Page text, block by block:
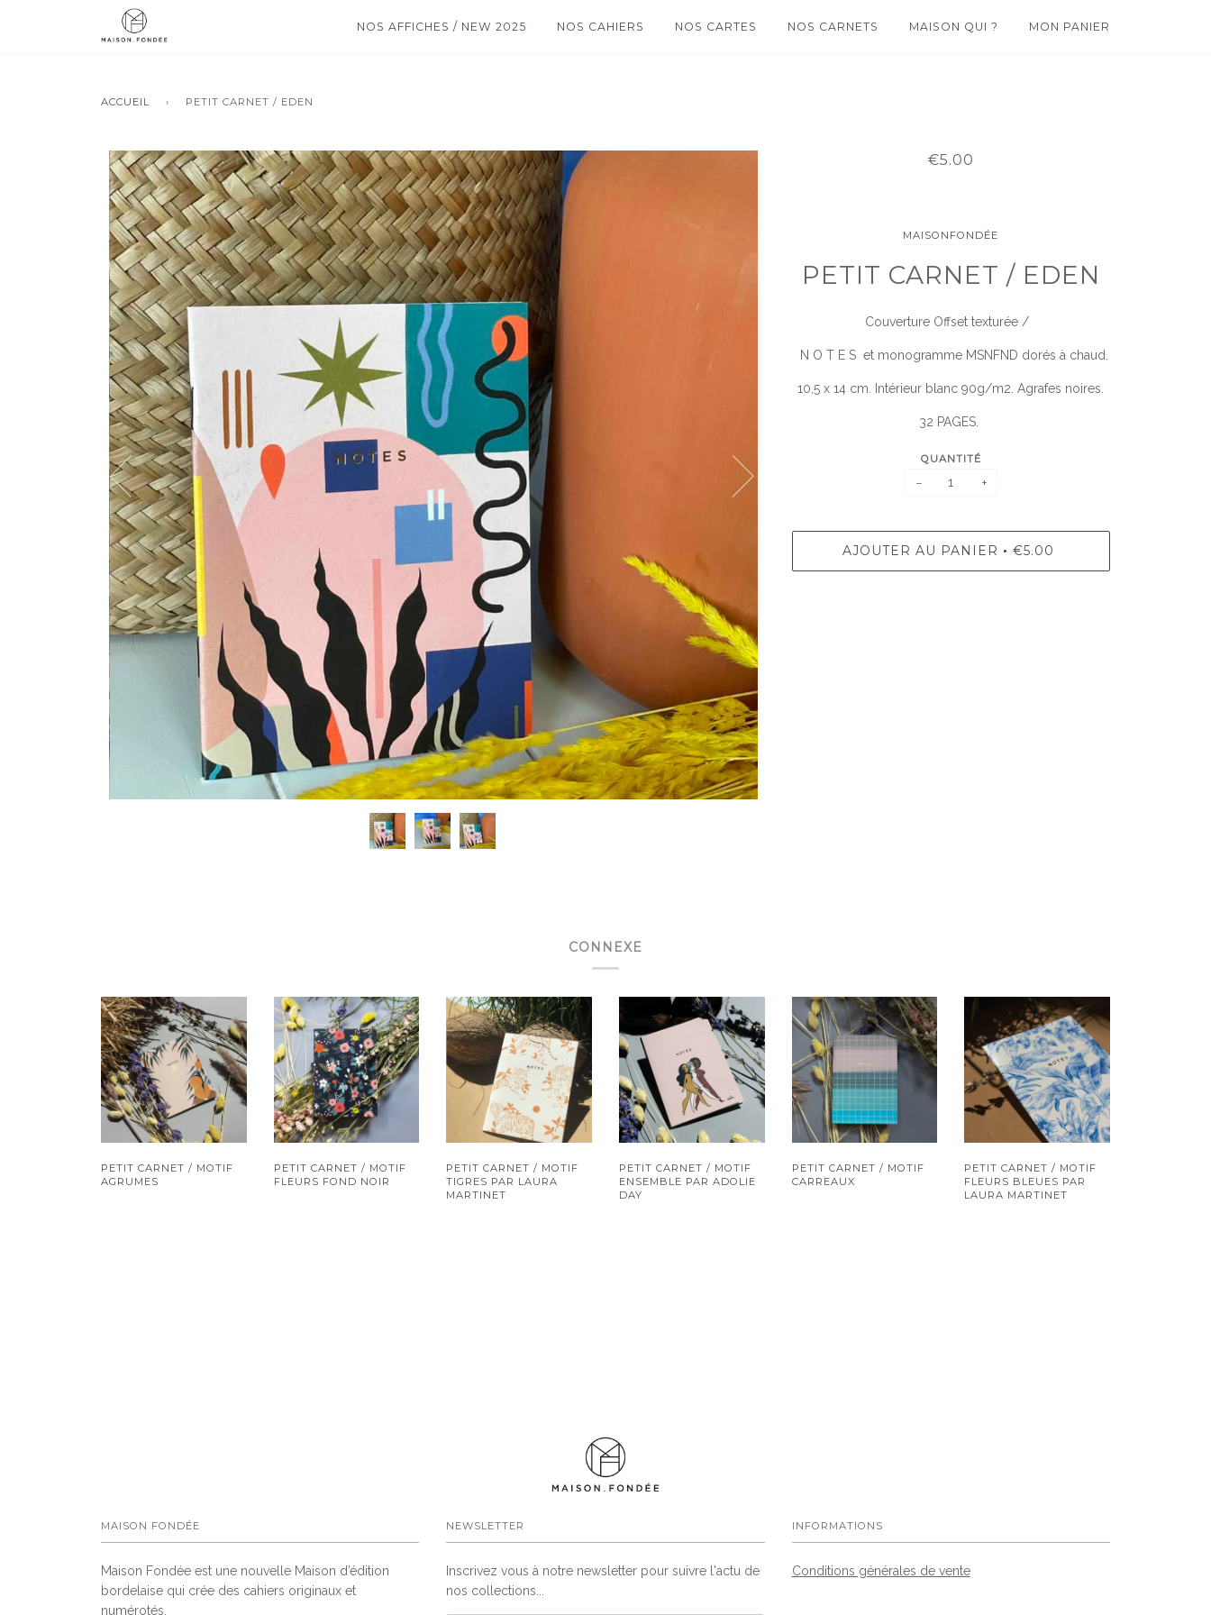
NOS AFFICHES / NEW 2025 NOS CAHIERS NOS CARTES NOS CARNETS MAISON QUI ? MON PANIER
ACCUEIL › PETIT CARNET / EDEN
€5.00
MAISONFONDÉE
PETIT CARNET / EDEN
Couverture Offset texturée /
N O T E S et monogramme MSNFND dorés à chaud.
10,5 x 14 cm. Intérieur blanc 90g/m2. Agrafes noires.
32 PAGES.
QUANTITÉ
− +
AJOUTER AU PANIER • €5.00
CONNEXE
PETIT CARNET / MOTIF
AGRUMES
PETIT CARNET / MOTIF
FLEURS FOND NOIR
PETIT CARNET / MOTIF
TIGRES PAR LAURA
MARTINET
PETIT CARNET / MOTIF
ENSEMBLE PAR ADOLIE
DAY
PETIT CARNET / MOTIF
CARREAUX
PETIT CARNET / MOTIF
FLEURS BLEUES PAR
LAURA MARTINET
MAISON FONDÉE
Maison Fondée est une nouvelle Maison d’édition
bordelaise qui crée des cahiers originaux et
numérotés.
NEWSLETTER
Inscrivez vous à notre newsletter pour suivre l'actu de
nos collections...
INFORMATIONS
Conditions générales de vente